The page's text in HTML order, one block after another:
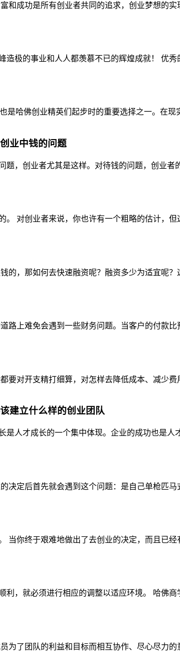
和成功是所有创业者共同的追求，创业梦想的
极的事业和人人都羡慕不已的辉煌成就！ 优
是哈佛创业精英们起步时的重要选择之一。在
业中钱的问题
，创业者尤其是这样。对待钱的问题，创业
对创业者来说，你也许有一个粗略的估计，
的，那如何去快速融资呢？融资多少为适宜呢
路上难免会遇到一些财务问题。当客户的付款
要对开支精打细算，对怎样去降低成本、减少
建立什么样的创业团队
人才成长的一个集中体现。企业的成功也是
决定后首先就会遇到这个问题：是自己单枪匹
当你终于艰难地做出了去创业的决定，而且已
，就必须进行相应的调整以适应环境。 哈佛商
为了团队的利益和目标而相互协作、尽心尽力